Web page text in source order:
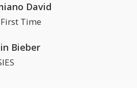
David
Time
Bieber